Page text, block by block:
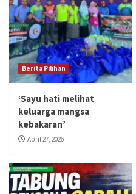
Berita Pilihan
‘Sayu hati melihat
keluarga mangsa
kebakaran’
April 27, 2026